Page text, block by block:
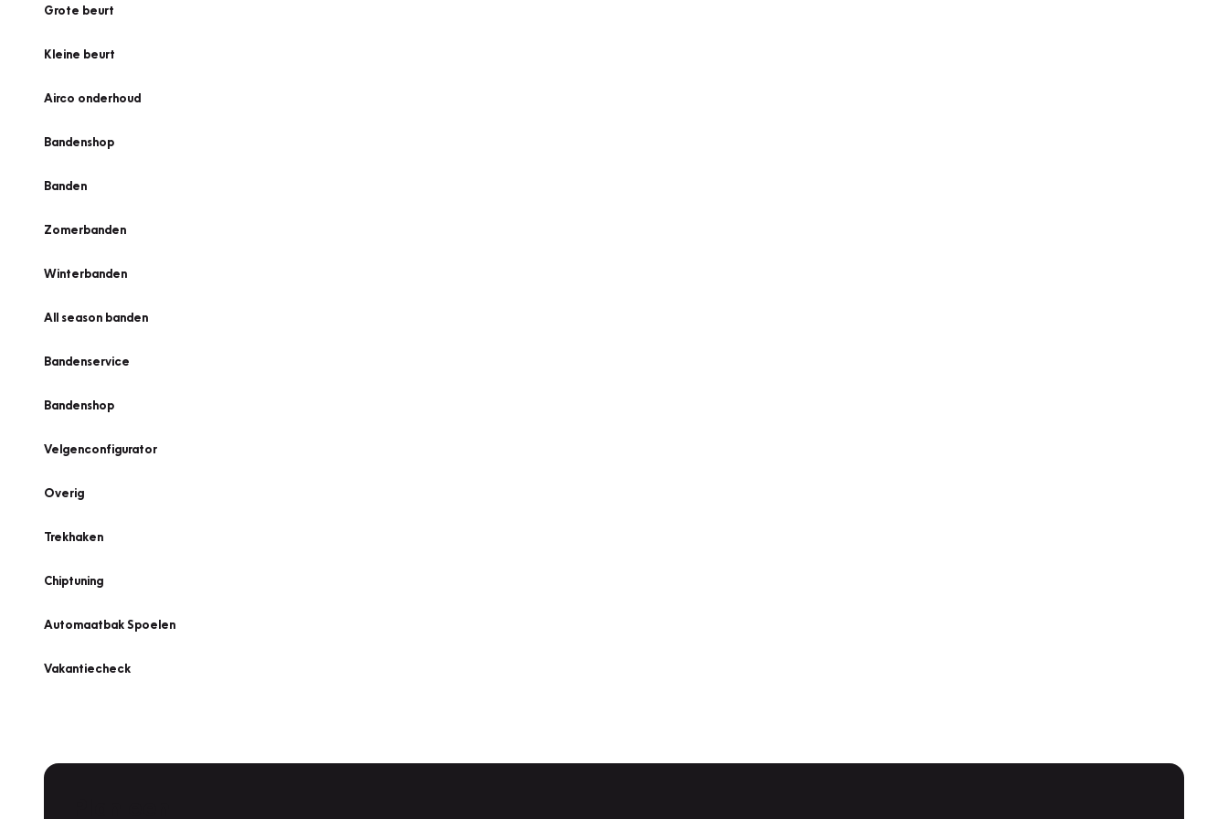
Grote beurt
Kleine beurt
Airco onderhoud
Bandenshop
Banden
Zomerbanden
Winterbanden
All season banden
Bandenservice
Bandenshop
Velgenconfigurator
Overig
Trekhaken
Chiptuning
Automaatbak Spoelen
Vakantiecheck